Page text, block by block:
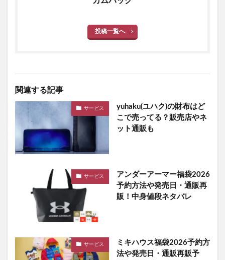
投稿一覧へ
関連する記事
サービス
yuhaku(ユハク)の財布はど
こで売ってる？販売店やネ
ット通販も
サービス
アンダーアーマー福袋2026
予約方法や発売日・通販再
販！中身値段ネタバレ
サービス
ミキハウス福袋2026予約方
法や発売日・通販再販予